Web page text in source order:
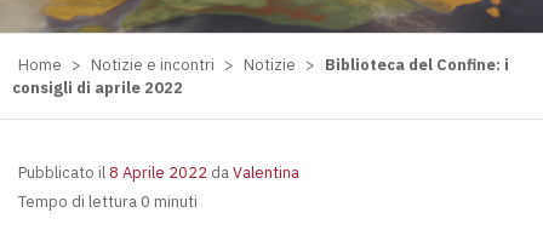
Home > Notizie e incontri > Notizie > Biblioteca del Confine: i
consigli di aprile 2022
Pubblicato il 8 Aprile 2022 daValentina
Tempo di lettura 0 minuti